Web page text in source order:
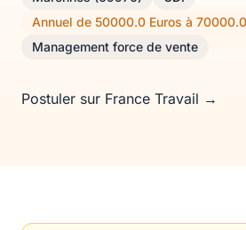
Annuel de 50000.0 Euros à
Management force de vente
Postuler sur France Travail →